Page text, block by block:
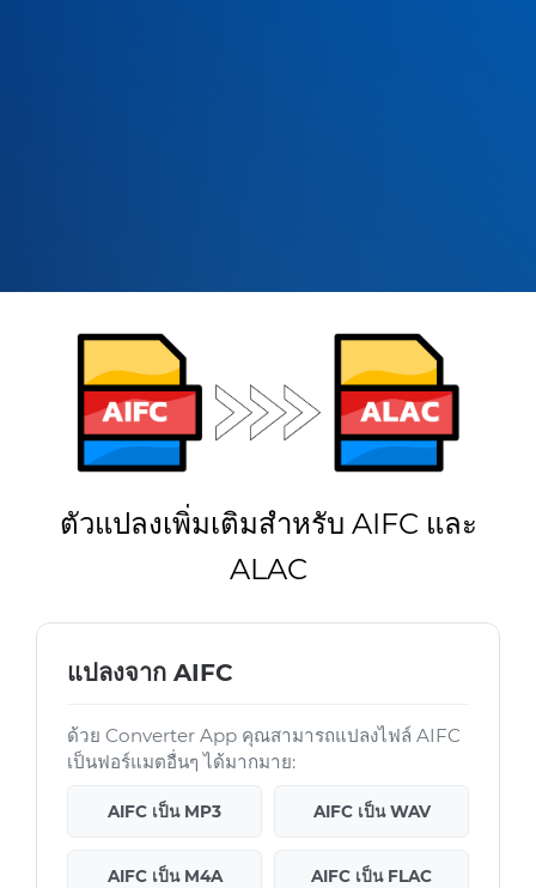
ตัวแปลงเพิ่มเติมสำหรับ AIFC และ
ALAC
แปลงจาก AIFC
ด้วย Converter App คุณสามารถแปลงไฟล์ AIFC
เป็นฟอร์แมตอื่นๆ ได้มากมาย:
AIFC เป็น MP3 AIFC เป็น WAV
AIFC เป็น M4A AIFC เป็น FLAC